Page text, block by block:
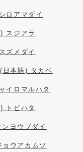
ロアマダイ
スジアラ
ズメダイ
(日本語) タカベ
イロマルハタ
トビハタ
ヨウブダイ
ウアカムツ